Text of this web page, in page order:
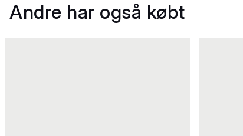
Andre har også købt